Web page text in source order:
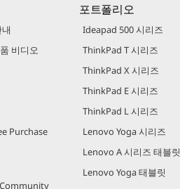
비디오
Purchase
포트폴리오
Ideapad 500 시리즈
ThinkPad T 시리즈
ThinkPad X 시리즈
ThinkPad E 시리즈
ThinkPad L 시리즈
Lenovo Yoga 시리즈
Lenovo A 시리즈 태블릿
Lenovo Yoga 태블릿